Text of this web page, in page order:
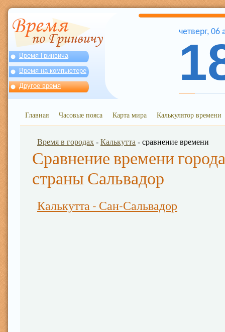
Время Гринвича
Время на компьютере
Другое время
четверг, 06
Главная Часовые пояса Карта мира Калькулятор времени
Время в городах - Калькутта - сравнение времени
Сравнение времени
страны Сальвадор
Калькутта - Сан-Сальвадор